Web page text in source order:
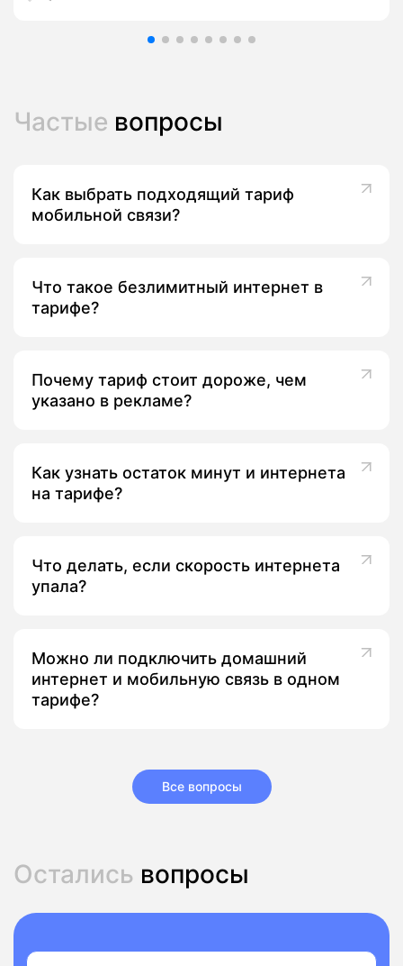
Частые вопросы
Как выбрать подходящий тариф
мобильной связи?
Что такое безлимитный интернет в
тарифе?
Почему тариф стоит дороже, чем
указано в рекламе?
Как узнать остаток минут и интернета
на тарифе?
Что делать, если скорость интернета
упала?
Можно ли подключить домашний
интернет и мобильную связь в одном
тарифе?
Все вопросы
Остались вопросы